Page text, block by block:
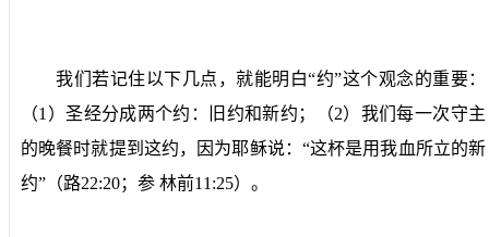
我们若记住以下几点，就能明白“约”这个观念的重要：
（1 ）圣经分成两个约：旧约和新约；（2）我们每一次守主
的晚餐时就提到这约，因为耶稣说：“这杯是用我血所立的新
约”（路22:20；参 林前11:25）。